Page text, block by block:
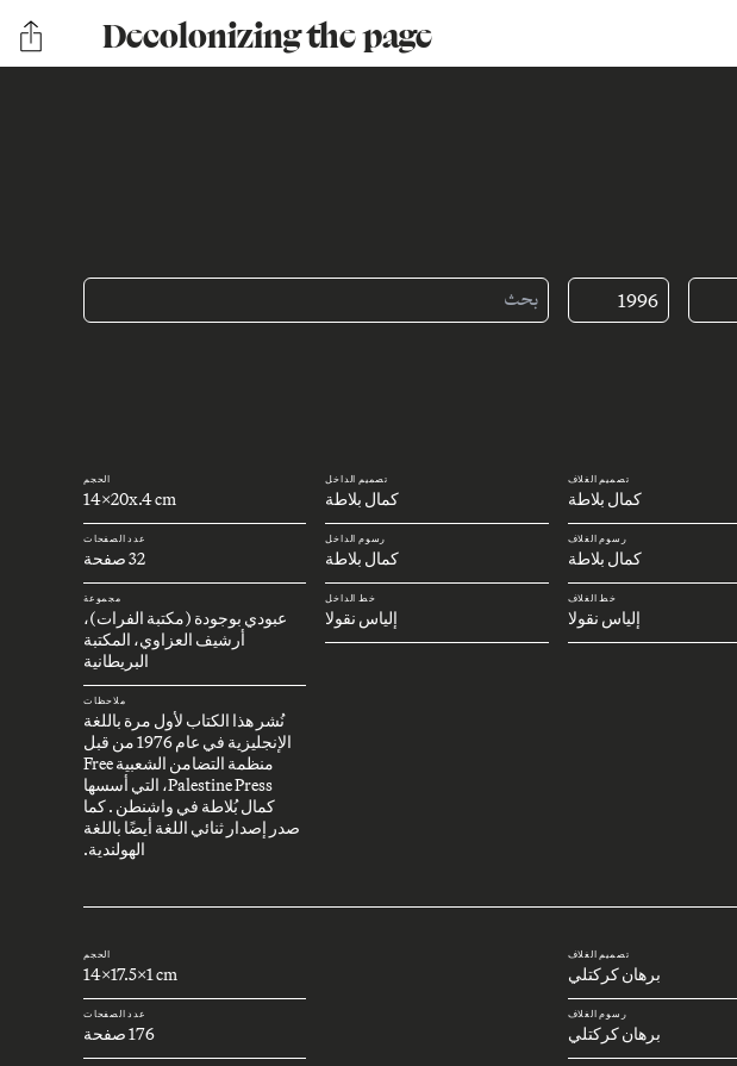
Decolonizing the page
1996
تصميم الغلاف
كمال بلاطة
رسوم الغلاف
كمال بلاطة
خط الغلاف
إلياس نقولا
تصميم الداخل
كمال بلاطة
رسوم الداخل
كمال بلاطة
خط الداخل
إلياس نقولا
الحجم
14x20x.4 cm
عدد الصفحات
32 صفحة
مجموعة
عبودي بوجودة (مكتبة الفرات)،
أرشيف العزاوي، المكتبة
البريطانية
ملاحظات
نُشر هذا الكتاب لأول مرة باللغة
الإنجليزية في عام 1976 من قبل
منظمة التضامن الشعبية Free
Palestine Press، التي أسسها
كمال بُلاطة في واشنطن . كما
صدر إصدار ثنائي اللغة أيضًا باللغة
الهولندية.
تصميم الغلاف
برهان كركتلي
رسوم الغلاف
برهان كركتلي
الحجم
14x17.5x1 cm
عدد الصفحات
176 صفحة